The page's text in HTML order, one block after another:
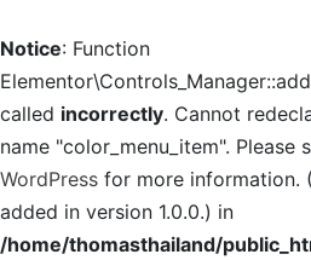
Notice: Function
called incorrectly. Cannot
name "color_menu_item". Please
WordPress for more information.
added in version 1.0.0.) in
/home/thomasthailand/